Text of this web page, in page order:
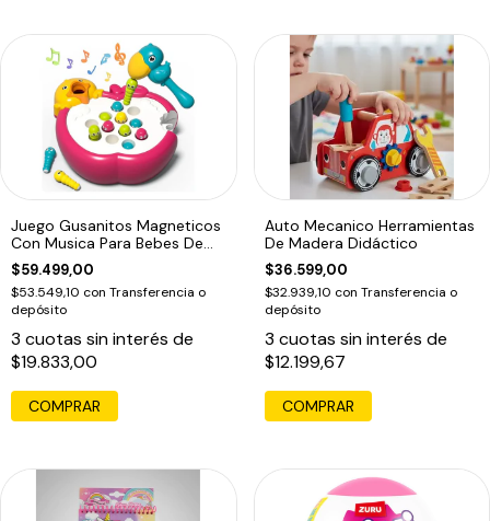
Juego Gusanitos Magneticos
Con Musica Para Bebes De
Pesca
$59.499,00
$53.549,10 con Transferencia o
depósito
3 cuotas sin interés de
$19.833,00
Auto Mecanico Herramientas
De Madera Didáctico
$36.599,00
$32.939,10 con Transferencia o
depósito
3 cuotas sin interés de
$12.199,67